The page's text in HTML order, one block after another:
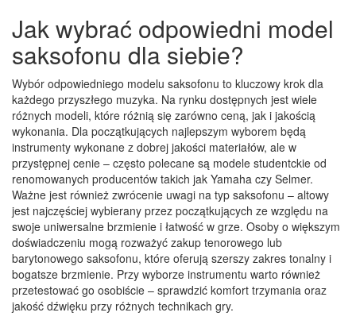
Jak wybrać odpowiedni model
saksofonu dla siebie?
Wybór odpowiedniego modelu saksofonu to kluczowy krok dla
każdego przyszłego muzyka. Na rynku dostępnych jest wiele
różnych modeli, które różnią się zarówno ceną, jak i jakością
wykonania. Dla początkujących najlepszym wyborem będą
instrumenty wykonane z dobrej jakości materiałów, ale w
przystępnej cenie – często polecane są modele studentckie od
renomowanych producentów takich jak Yamaha czy Selmer.
Ważne jest również zwrócenie uwagi na typ saksofonu – altowy
jest najczęściej wybierany przez początkujących ze względu na
swoje uniwersalne brzmienie i łatwość w grze. Osoby o większym
doświadczeniu mogą rozważyć zakup tenorowego lub
barytonowego saksofonu, które oferują szerszy zakres tonalny i
bogatsze brzmienie. Przy wyborze instrumentu warto również
przetestować go osobiście – sprawdzić komfort trzymania oraz
jakość dźwięku przy różnych technikach gry.